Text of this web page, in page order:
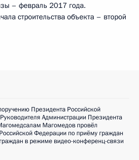
– февраль 2017 года.
строительства объекта – второй
Президента Российской
Администрации Президента
Магомедов провёл
Федерации по приёму граждан
в режиме видео-конференц-связи